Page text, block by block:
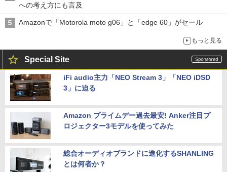
への考え方にも言及
Amazonで「Motorola moto g06」と「edge 60」がセール
もっと見る
Special Site
iFi audio主力「NEO Stream 3」「NEO iDSD
3」に迫る
Amazon プライムデー過去最安! Anker注目プ
ロジェクター3モデルを使ってみた
総合オーディオブランドに進化するSHANLING
とは何者か？